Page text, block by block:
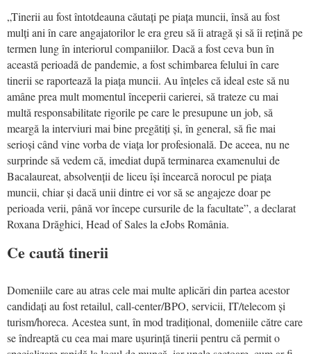
„Tinerii au fost întotdeauna căutați pe piața muncii, însă au fost
mulți ani în care angajatorilor le era greu să îi atragă și să îi rețină pe
termen lung în interiorul companiilor. Dacă a fost ceva bun în
această perioadă de pandemie, a fost schimbarea felului în care
tinerii se raportează la piața muncii. Au înțeles că ideal este să nu
amâne prea mult momentul începerii carierei, să trateze cu mai
multă responsabilitate rigorile pe care le presupune un job, să
meargă la interviuri mai bine pregătiți și, în general, să fie mai
serioși când vine vorba de viața lor profesională. De aceea, nu ne
surprinde să vedem că, imediat după terminarea examenului de
Bacalaureat, absolvenții de liceu își încearcă norocul pe piața
muncii, chiar și dacă unii dintre ei vor să se angajeze doar pe
perioada verii, până vor începe cursurile de la facultate”, a declarat
Roxana Drăghici, Head of Sales la eJobs România.
Ce caută tinerii
Domeniile care au atras cele mai multe aplicări din partea acestor
candidați au fost retailul, call-center/BPO, servicii, IT/telecom și
turism/horeca. Acestea sunt, în mod tradițional, domeniile către care
se îndreaptă cu cea mai mare ușurință tinerii pentru că permit o